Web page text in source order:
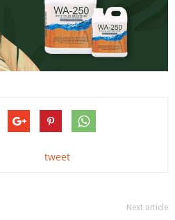
tweet
Next article